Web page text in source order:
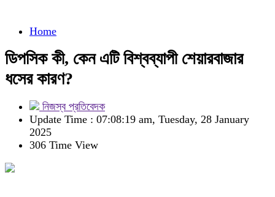
Home
ডিপসিক কী, কেন এটি বিশ্বব্যাপী শেয়ারবাজার
ধসের কারণ?
নিজস্ব প্রতিবেদক
Update Time : 07:08:19 am, Tuesday, 28 January
2025
306 Time View